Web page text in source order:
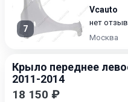
7
Vcauto
нет
Москва
Крыло переднее
2011-2014
18 150 ₽